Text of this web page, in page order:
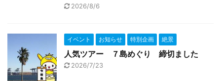
2026/8/6
イベント お知らせ 特別企画 絶景
人気ツアー ７島めぐり 締切ました
2026/7/23